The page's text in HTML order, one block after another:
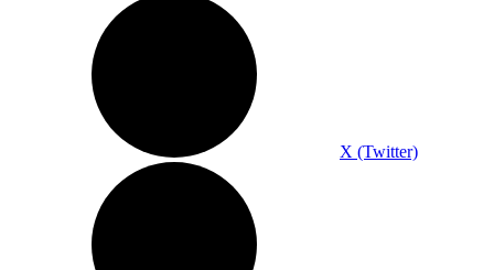
X (Twitter)